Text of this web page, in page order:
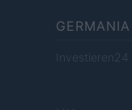
GERMANIA
Investieren24